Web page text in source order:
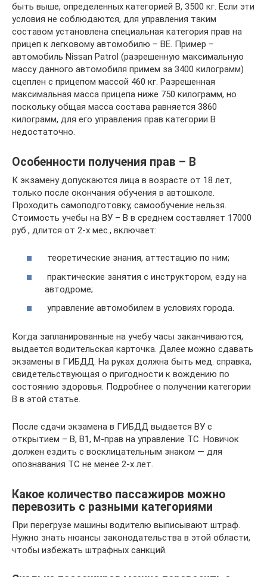
быть выше, определенных категорией В, 3500 кг. Если эти
условия не соблюдаются, для управления таким
составом установлена специальная категория прав на
прицеп к легковому автомобилю – ВЕ. Пример –
автомобиль Nissan Patrol (разрешенную максимальную
массу данного автомобиля примем за 3400 килограмм)
сцеплен с прицепом массой 460 кг. Разрешенная
максимальная масса прицепа ниже 750 килограмм, но
поскольку общая масса состава равняется 3860
килограмм, для его управления прав категории В
недостаточно.
Особенности получения прав – B
К экзамену допускаются лица в возрасте от 18 лет,
только после окончания обучения в автошколе.
Проходить самоподготовку, самообучение нельзя.
Стоимость учебы на ВУ – B в среднем составляет 17000
руб., длится от 2-х мес., включает:
теоретические знания, аттестацию по ним;
практические занятия с инструктором, езду на
автодроме;
управление автомобилем в условиях города.
Когда запланированные на учебу часы заканчиваются,
выдается водительская карточка. Далее можно сдавать
экзамены в ГИБДД. На руках должна быть мед. справка,
свидетельствующая о пригодности к вождению по
состоянию здоровья. Подробнее о получении категории
В в этой статье.
После сдачи экзамена в ГИБДД выдается ВУ с
открытием – B, B1, M-прав на управление ТС. Новичок
должен ездить с восклицательным знаком — для
опознавания ТС не менее 2-х лет.
Какое количество пассажиров можно
перевозить с разными категориями
При перегрузе машины водителю выписывают штраф.
Нужно знать нюансы законодательства в этой области,
чтобы избежать штрафных санкций.